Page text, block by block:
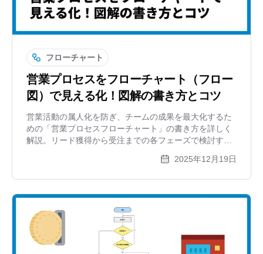
フローチャート
営業プロセスをフローチャート（フロー
図）で見える化！図解の書き方とコツ
営業活動の属人化を防ぎ、チームの成果を最大化するた
めの「営業プロセスフローチャート」の書き方を詳しく
解説。リード獲得から受注までの各フェーズで検討すべ
き項目やバリエーション、スイムレーン図の活用法、お
すすめツールの使い方まで網羅しています。2025年12月19日